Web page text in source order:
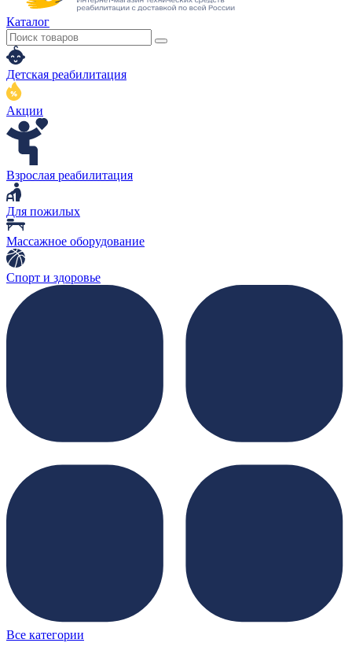
Каталог
Детская реабилитация
Акции
Взрослая реабилитация
Для пожилых
Массажное оборудование
Спорт и здоровье
Все категории